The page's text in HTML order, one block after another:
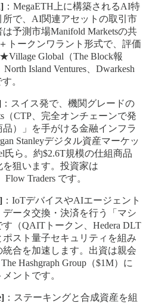
：MegaETH上に構築されるAI特
で、AI関連アセットの取引市
予測市場Manifold Marketsの共
トークンワラント形式で、評価
Global（The Block報
Island Ventures、Dwarkesh
。
：スイス発で、機関グレードの
（CTP、完全オンチェーンで発
）」を手がける金融インフラ
Stanleyデジタル資産マーケッ
氏ら。約$2.6T規模の仕組商品
狙います。投資家は
Traders です。
：IoTデバイスやAIエージェント
ータ交換・決済を行う「マシ
（QAITトークン、Hedera DLT
スト量子セキュリティを組み
合を加速します。出資は親会
Hashgraph Group（$1M）に
ントです。
：ステーキングと合成資産を組